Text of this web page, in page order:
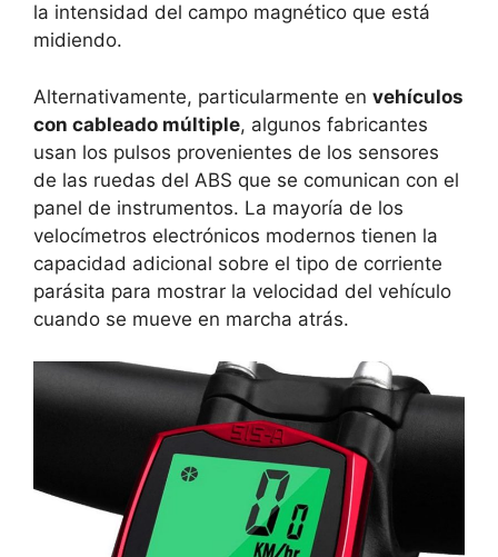
la intensidad del campo magnético que está
midiendo.
Alternativamente, particularmente en vehículos
con cableado múltiple, algunos fabricantes
usan los pulsos provenientes de los sensores
de las ruedas del ABS que se comunican con el
panel de instrumentos. La mayoría de los
velocímetros electrónicos modernos tienen la
capacidad adicional sobre el tipo de corriente
parásita para mostrar la velocidad del vehículo
cuando se mueve en marcha atrás.